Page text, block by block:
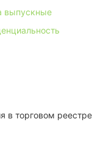
выпускные
торговом